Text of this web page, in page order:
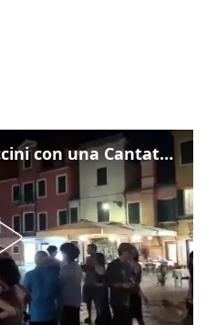
Venezia omaggia Guccini con una Cantata Anarchica in campo Santa Margherita